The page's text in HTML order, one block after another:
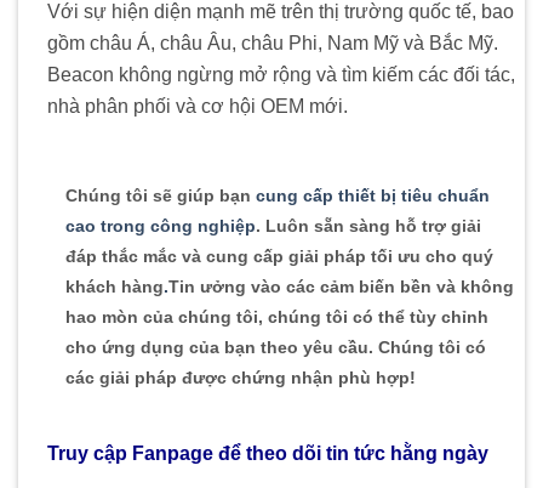
Với sự hiện diện mạnh mẽ trên thị trường quốc tế, bao
gồm châu Á, châu Âu, châu Phi, Nam Mỹ và Bắc Mỹ.
Beacon không ngừng mở rộng và tìm kiếm các đối tác,
nhà phân phối và cơ hội OEM mới.
Chúng tôi sẽ giúp bạn cung cấp thiết bị tiêu chuẩn
cao trong công nghiệp. Luôn sẵn sàng hỗ trợ giải
đáp thắc mắc và cung cấp giải pháp tối ưu cho quý
khách hàng.Tin ưởng vào các cảm biến bền và không
hao mòn của chúng tôi, chúng tôi có thể tùy chỉnh
cho ứng dụng của bạn theo yêu cầu. Chúng tôi có
các giải pháp được chứng nhận phù hợp!
Truy cập Fanpage để theo dõi tin tức hằng ngày